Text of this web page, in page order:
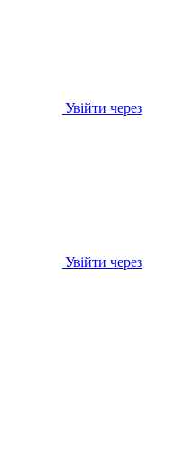
Увійти через
Увійти через